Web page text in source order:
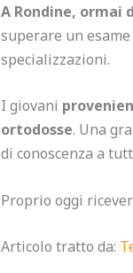
A Rondine, ormai
superare un
specializzazioni.
I giovani
ortodosse. Una
di conoscenza a
Proprio oggi
Articolo tratto da: